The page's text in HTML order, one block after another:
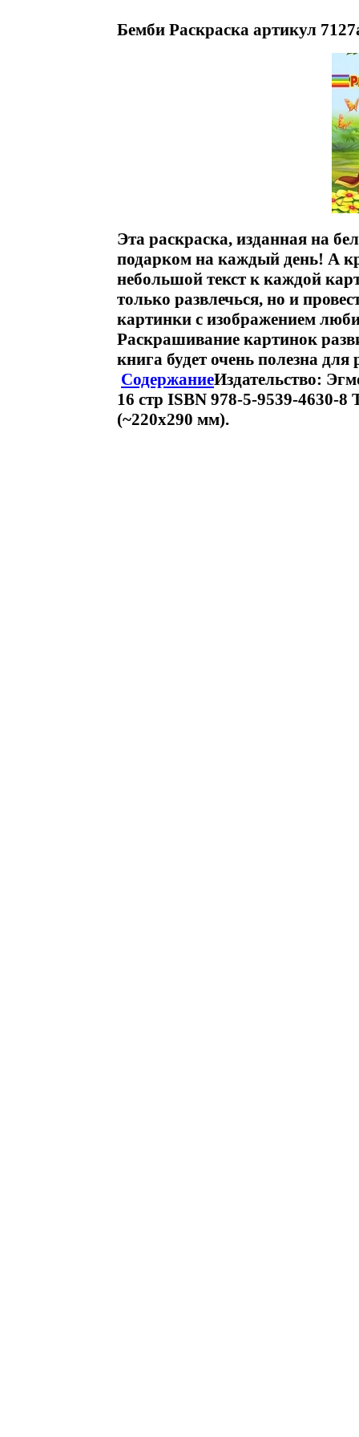
Бемби Раскраска артикул
Эта раскраска, изданная на
подарком на каждый день! А
небольшой текст к каждой
только развлечься, но и
картинки с изображением
Раскрашивание картинок
книга будет очень полезна
СодержаниеИздательство:
16 стр ISBN 978-5-9539-4630-
(~220х290 мм).